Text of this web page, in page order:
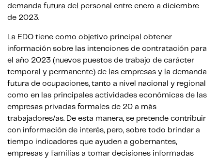
demanda futura del personal entre enero a diciembre
de 2023.
La EDO tiene como objetivo principal obtener
información sobre las intenciones de contratación para
el año 2023 (nuevos puestos de trabajo de carácter
temporal y permanente) de las empresas y la demanda
futura de ocupaciones, tanto a nivel nacional y regional
como en las principales actividades económicas de las
empresas privadas formales de 20 a más
trabajadores/as. De esta manera, se pretende contribuir
con información de interés, pero, sobre todo brindar a
tiempo indicadores que ayuden a gobernantes,
empresas y familias a tomar decisiones informadas